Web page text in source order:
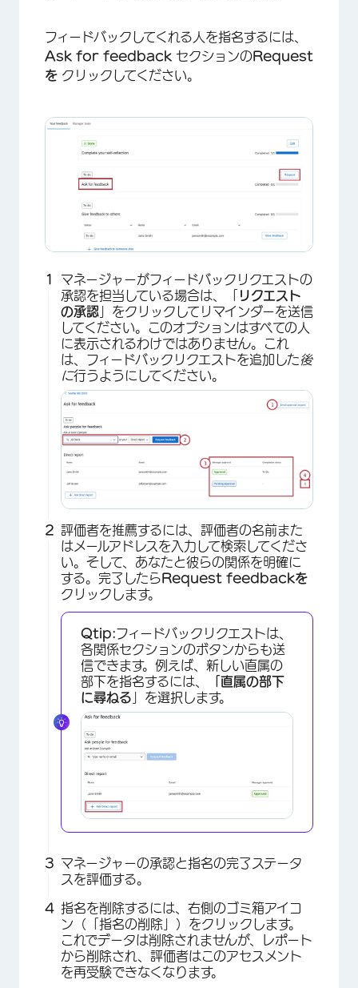
×
×
フィードバックしてくれる人を指名するには、
Ask for feedback セクションのRequest
を クリックしてください。
マネージャーがフィードバックリクエストの
承認を担当している場合は、「
リクエスト
の承認 」をクリックしてリマインダーを送信
してください。このオプションはすべての人
に表示されるわけではありません。これ
は、フィードバックリクエストを追加した後
に行うようにしてください。
評価者を推薦するには、評価者の名前また
はメールアドレスを入力して検索してくださ
い。そして、あなたと彼らの関係を明確に
する。完了したらRequest feedbackを
クリックします。
Qtip:フィードバックリクエストは、
各関係セクションのボタンからも送
信できます。例えば、新しい直属の
部下を指名するには、
「直属の部下
に尋ねる 」を選択します。
マネージャーの承認と指名の完了ステータ
スを評価する。
指名を削除するには、右側のゴミ箱アイコ
ン（「指名の削除」）をクリックします。
これでデータは削除されませんが、レポート
から削除され、評価者はこのアセスメント
を再受験できなくなります。